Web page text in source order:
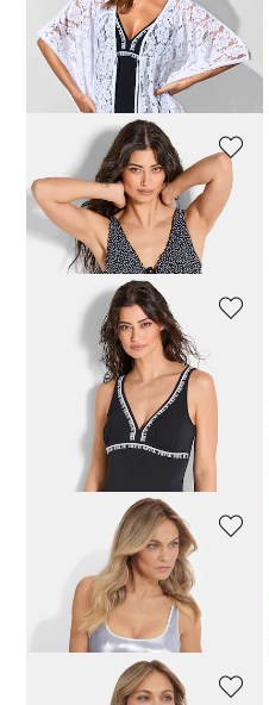
67,46 €89,95 €
VANYA
Badpak met een stippenmotief
111,96 €
139,95 €
Badpak met vrouwelijke biesjes
119,95 €
89,95 €